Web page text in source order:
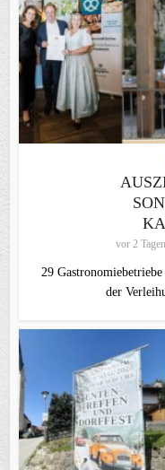
vor 2 Tagen
29
der